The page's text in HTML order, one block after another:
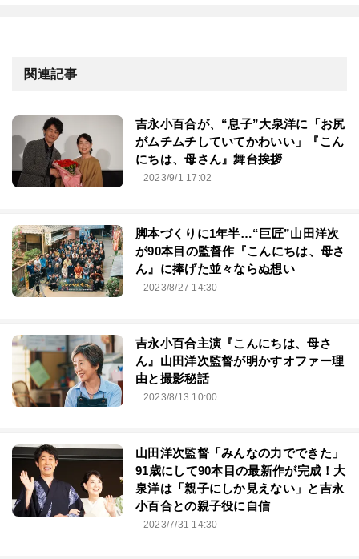
関連記事
吉永小百合が、“息子”大泉洋に「お尻
がムチムチしていてかわいい」『こん
にちは、母さん』舞台挨拶
2023/9/1 17:02
脚本づくりに1年半…“巨匠”山田洋次
が90本目の監督作『こんにちは、母さ
ん』に捧げた並々ならぬ想い
2023/8/27 14:30
吉永小百合主演『こんにちは、母さ
ん』山田洋次監督が明かすオファー理
由と撮影秘話
2023/8/13 10:00
山田洋次監督「みんなの力でできた」
91歳にして90本目の最新作が完成！大
泉洋は「親子にしか見えない」と吉永
小百合との親子役に自信
2023/7/31 14:30